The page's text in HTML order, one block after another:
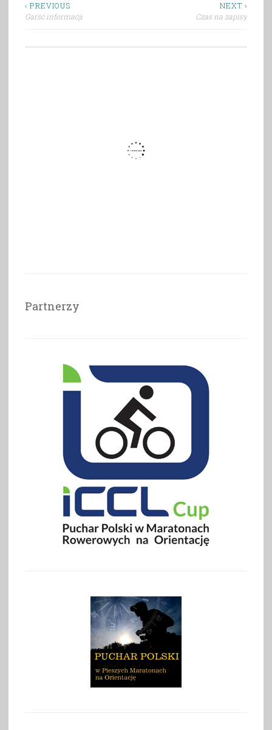
Nawigacja
‹ PREVIOUS
Garść informacji
NEXT ›
Czas na zapisy
Partnerzy